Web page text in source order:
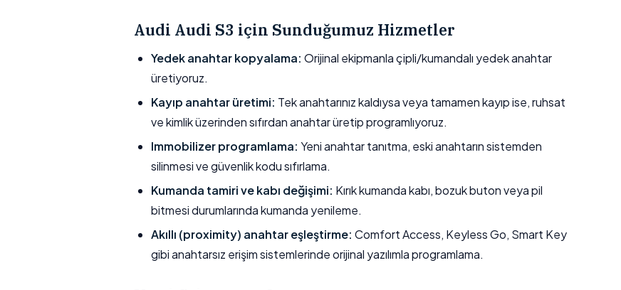
Audi Audi S3 için Sunduğumuz Hizmetler
Yedek anahtar kopyalama: Orijinal ekipmanla çipli/kumandalı yedek anahtar
üretiyoruz.
Kayıp anahtar üretimi: Tek anahtarınız kaldıysa veya tamamen kayıp ise, ruhsat
ve kimlik üzerinden sıfırdan anahtar üretip programlıyoruz.
Immobilizer programlama: Yeni anahtar tanıtma, eski anahtarın sistemden
silinmesi ve güvenlik kodu sıfırlama.
Kumanda tamiri ve kabı değişimi: Kırık kumanda kabı, bozuk buton veya pil
bitmesi durumlarında kumanda yenileme.
Akıllı (proximity) anahtar eşleştirme: Comfort Access, Keyless Go, Smart Key
gibi anahtarsız erişim sistemlerinde orijinal yazılımla programlama.